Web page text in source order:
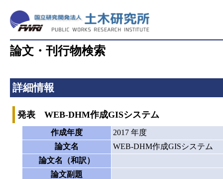
論文・刊行物検索
詳細情報
発表 WEB-DHM作成GISシステム
作成年度
2017 年度
論文名
WEB-DHM作成GISシステム
論文名（和訳）
論文副題